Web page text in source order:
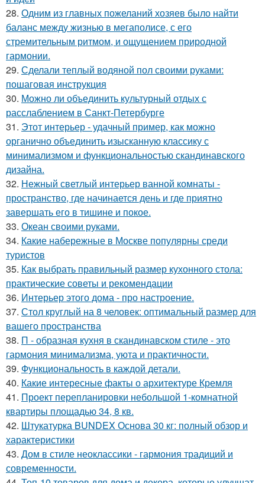
28. Одним из главных пожеланий хозяев было найти
баланс между жизнью в мегаполисе, с его
стремительным ритмом, и ощущением природной
гармонии.
29. Сделали теплый водяной пол своими руками:
пошаговая инструкция
30. Можно ли объединить культурный отдых с
расслаблением в Санкт-Петербурге
31. Этот интерьер - удачный пример, как можно
органично объединить изысканную классику с
минимализмом и функциональностью скандинавского
дизайна.
32. Нежный светлый интерьер ванной комнаты -
пространство, где начинается день и где приятно
завершать его в тишине и покое.
33. Океан своими руками.
34. Какие набережные в Москве популярны среди
туристов
35. Как выбрать правильный размер кухонного стола:
практические советы и рекомендации
36. Интерьер этого дома - про настроение.
37. Стол круглый на 8 человек: оптимальный размер для
вашего пространства
38. П - образная кухня в скандинавском стиле - это
гармония минимализма, уюта и практичности.
39. Функциональность в каждой детали.
40. Какие интересные факты о архитектуре Кремля
41. Проект перепланировки небольшой 1-комнатной
квартиры площадью 34, 8 кв.
42. Штукатурка BUNDEX Основа 30 кг: полный обзор и
характеристики
43. Дом в стиле неоклассики - гармония традиций и
современности.